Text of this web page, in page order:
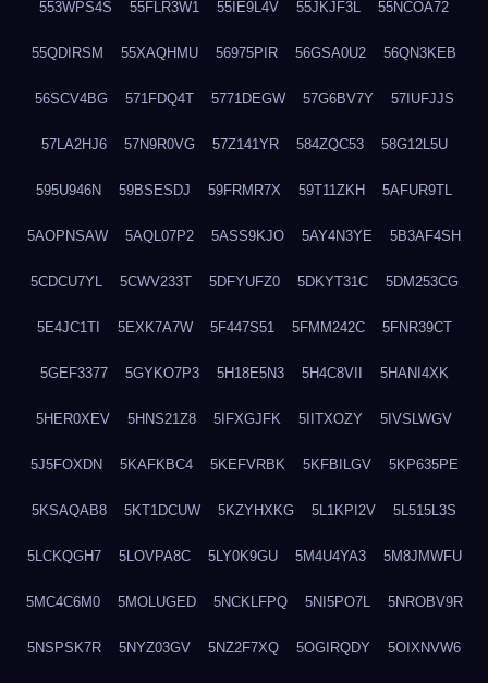
553WPS4S 55FLR3W1 55IE9L4V 55JKJF3L 55NCOA72
55QDIRSM 55XAQHMU 56975PIR 56GSA0U2 56QN3KEB
56SCV4BG 571FDQ4T 5771DEGW 57G6BV7Y 57IUFJJS
57LA2HJ6 57N9R0VG 57Z141YR 584ZQC53 58G12L5U
595U946N 59BSESDJ 59FRMR7X 59T11ZKH 5AFUR9TL
5AOPNSAW 5AQL07P2 5ASS9KJO 5AY4N3YE 5B3AF4SH
5CDCU7YL 5CWV233T 5DFYUFZ0 5DKYT31C 5DM253CG
5E4JC1TI 5EXK7A7W 5F447S51 5FMM242C 5FNR39CT
5GEF3377 5GYKO7P3 5H18E5N3 5H4C8VII 5HANI4XK
5HER0XEV 5HNS21Z8 5IFXGJFK 5IITXOZY 5IVSLWGV
5J5FOXDN 5KAFKBC4 5KEFVRBK 5KFBILGV 5KP635PE
5KSAQAB8 5KT1DCUW 5KZYHXKG 5L1KPI2V 5L515L3S
5LCKQGH7 5LOVPA8C 5LY0K9GU 5M4U4YA3 5M8JMWFU
5MC4C6M0 5MOLUGED 5NCKLFPQ 5NI5PO7L 5NROBV9R
5NSPSK7R 5NYZ03GV 5NZ2F7XQ 5OGIRQDY 5OIXNVW6